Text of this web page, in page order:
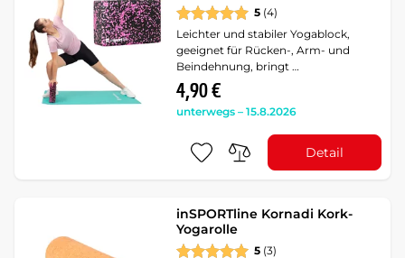
5 (4)
Leichter und stabiler Yogablock,
geeignet für Rücken-, Arm- und
Beindehnung, bringt …
4,90 €
unterwegs – 15.8.2026
Detail
inSPORTline Kornadi Kork-
Yogarolle
5 (3)